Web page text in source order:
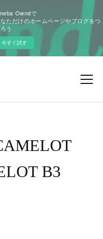
Owndで
ただけのホームページやブログをつ
う
今すぐ試す
B3